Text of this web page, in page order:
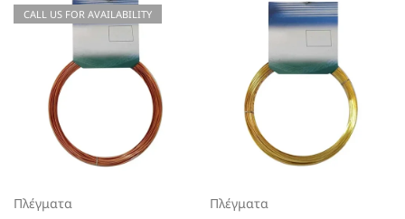
CALL US FOR AVAILABILITY
Πλέγματα Πλέγματα